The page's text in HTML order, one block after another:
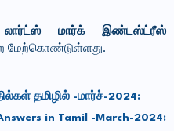
லார்ட்ஸ் மார்க் இண்டஸ்ட்ரீஸ்
மேற்கொண்டுள்ளது.
தமிழில் -மார்ச்-2024:
in Tamil -March-2024: